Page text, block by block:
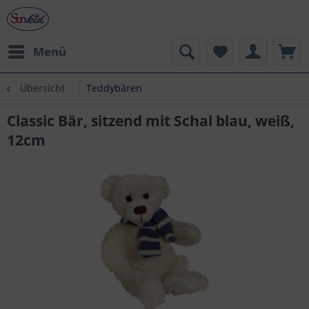
Menü
Übersicht Teddybären
Classic Bär, sitzend mit Schal blau, weiß,
12cm